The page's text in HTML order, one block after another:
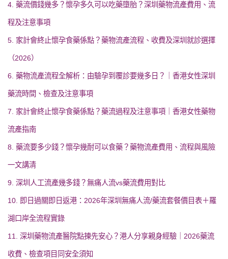
4. 藥流價錢幾多？懷孕多久可以吃藥墮胎？深圳藥物流產費用、流
程及注意事項
5. 家計會終止懷孕食藥係點？藥物流產流程、收費及深圳就診選擇
（2026）
6. 藥物流產流程全解析：由驗孕到覆診要幾多日？｜香港女性深圳
藥流時間、檢查及注意事項
7. 家計會終止懷孕食藥係點？藥流過程及注意事項｜香港女性藥物
流產指南
8. 藥流要多少錢？懷孕幾耐可以食藥？藥物流產費用、流程與風險
一文講清
9. 深圳人工流產幾多錢？無痛人流vs藥流費用對比
10. 即日過關即日返港：2026年深圳無痛人流/藥流套餐價目表＋羅
湖口岸全流程實錄
11. 深圳藥物流產醫院點揀先安心？港人分享親身經驗｜2026藥流
收費、檢查項目同安全須知